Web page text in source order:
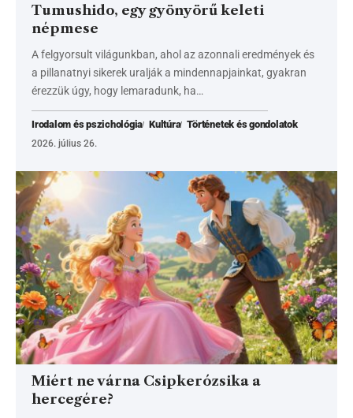
Tumushido, egy gyönyörű keleti
népmese
A felgyorsult világunkban, ahol az azonnali eredmények és
a pillanatnyi sikerek uralják a mindennapjainkat, gyakran
érezzük úgy, hogy lemaradunk, ha…
Irodalom és pszichológia Kultúra Történetek és gondolatok
2026. július 26.
Miért ne várna Csipkerózsika a
hercegére?